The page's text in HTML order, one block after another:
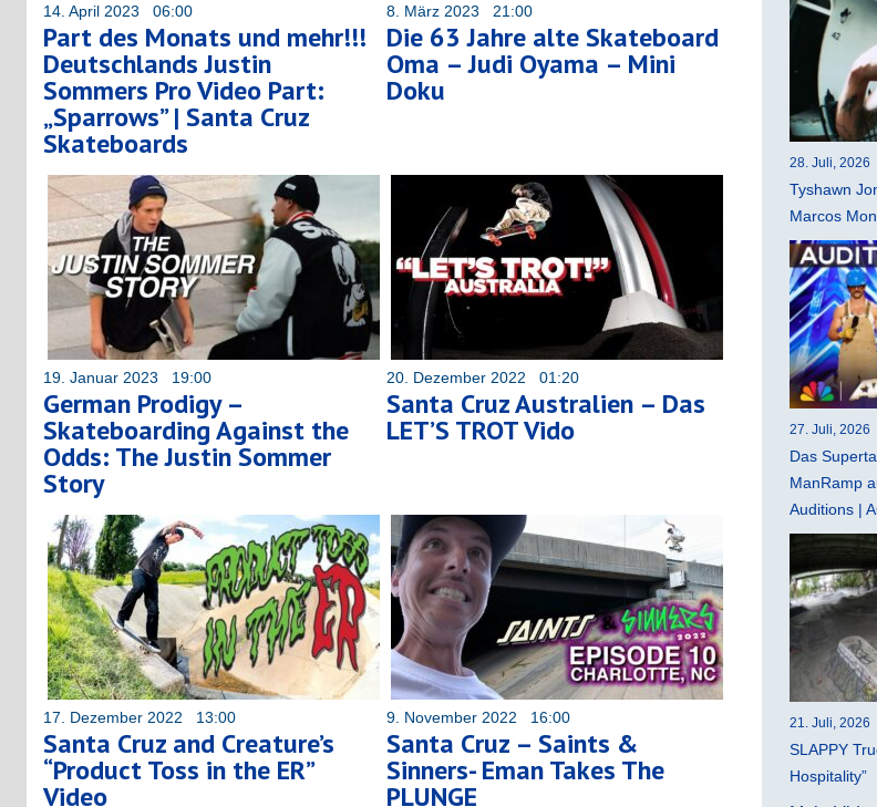
14. April 2023 06:00
Part des Monats und mehr!!!
Deutschlands Justin
Sommers Pro Video Part:
„Sparrows” | Santa Cruz
Skateboards
8. März 2023 21:00
Die 63 Jahre alte Skateboard
Oma – Judi Oyama – Mini
Doku
19. Januar 2023 19:00
German Prodigy –
Skateboarding Against the
Odds: The Justin Sommer
Story
20. Dezember 2022 01:20
Santa Cruz Australien – Das
LET’S TROT Vido
17. Dezember 2022 13:00
Santa Cruz and Creature’s
“Product Toss in the ER”
Video
9. November 2022 16:00
Santa Cruz – Saints &
Sinners- Eman Takes The
PLUNGE
28. Juli, 2026
Tyshawn
Marcos
27. Juli, 2026
Das
ManRamp
Auditions |
21. Juli, 2026
SLAPPY
Hospitality”